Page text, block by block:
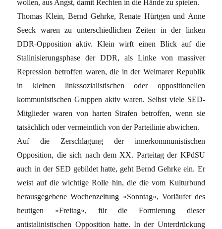
wollen, aus Angst, damit Rechten in die Hände zu spielen.
Thomas Klein, Bernd Gehrke, Renate Hürtgen und Anne
Seeck waren zu unterschiedlichen Zeiten in der linken
DDR-Opposition aktiv. Klein wirft einen Blick auf die
Stalinisierungsphase der DDR, als Linke von massiver
Repression betroffen waren, die in der Weimarer Republik
in kleinen linkssozialistischen oder oppositionellen
kommunistischen Gruppen aktiv waren. Selbst viele SED-
Mitglieder waren von harten Strafen betroffen, wenn sie
tatsächlich oder vermeintlich von der Parteilinie abwichen.
Auf die Zerschlagung der innerkommunistischen
Opposition, die sich nach dem XX. Parteitag der KPdSU
auch in der SED gebildet hatte, geht Bernd Gehrke ein. Er
weist auf die wichtige Rolle hin, die die vom Kulturbund
herausgegebene Wochenzeitung »Sonntag«, Vorläufer des
heutigen »Freitag«, für die Formierung dieser
antistalinistischen Opposition hatte. In der Unterdrückung